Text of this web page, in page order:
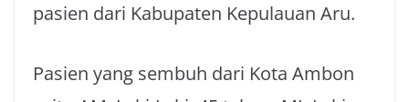
pasien dari Kabupaten Kepulauan Aru.
Pasien yang sembuh dari Kota Ambon